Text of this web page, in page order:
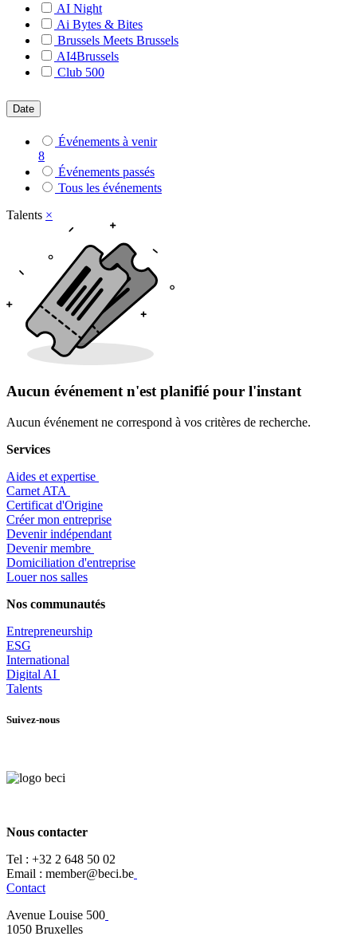
AI Night
Ai Bytes & Bites
Brussels Meets Brussels
AI4Brussels
Club 500
Date
Événements à venir
8
Événements passés
Tous les événements
Talents ×
Aucun événement n'est planifié pour l'instant
Aucun événement ne correspond à vos critères de recherche.
Services
Aides et expertise
​Carnet ATA
Certificat d'Origine
Créer mon entreprise
Devenir indépendant
Devenir membre
​Domiciliation d'entreprise
Louer nos salles
Nos communautés
Entrepreneurship
ESG
International
Digital AI
Talents
Suivez-nous
Nous contacter
Tel : +32 2 648 50 02​
​​Email : member@beci.be
Contact
Avenue Louise 500
​1050 Bruxelles